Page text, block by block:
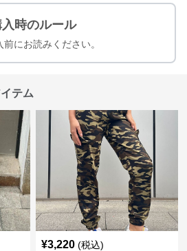
入時のルール
前にお読みください。
テム
¥3,220 (税込)